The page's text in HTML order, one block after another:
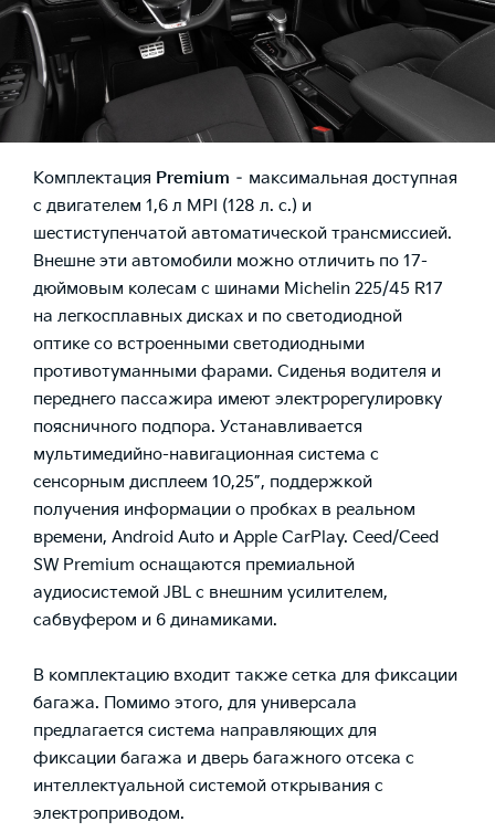
Комплектация Premium – максимальная доступная
с двигателем 1,6 л MPI (128 л. с.) и
шестиступенчатой автоматической трансмиссией.
Внешне эти автомобили можно отличить по 17-
дюймовым колесам с шинами Michelin 225/45 R17
на легкосплавных дисках и по светодиодной
оптике со встроенными светодиодными
противотуманными фарами. Сиденья водителя и
переднего пассажира имеют электрорегулировку
поясничного подпора. Устанавливается
мультимедийно-навигационная система с
сенсорным дисплеем 10,25”, поддержкой
получения информации о пробках в реальном
времени, Android Auto и Apple CarPlay. Ceed/Ceed
SW Premium оснащаются премиальной
аудиосистемой JBL с внешним усилителем,
сабвуфером и 6 динамиками.
В комплектацию входит также сетка для фиксации
багажа. Помимо этого, для универсала
предлагается система направляющих для
фиксации багажа и дверь багажного отсека с
интеллектуальной системой открывания с
электроприводом.